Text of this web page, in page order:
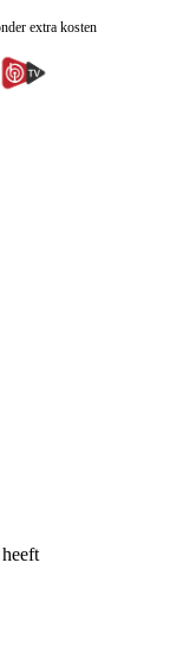
extra kosten